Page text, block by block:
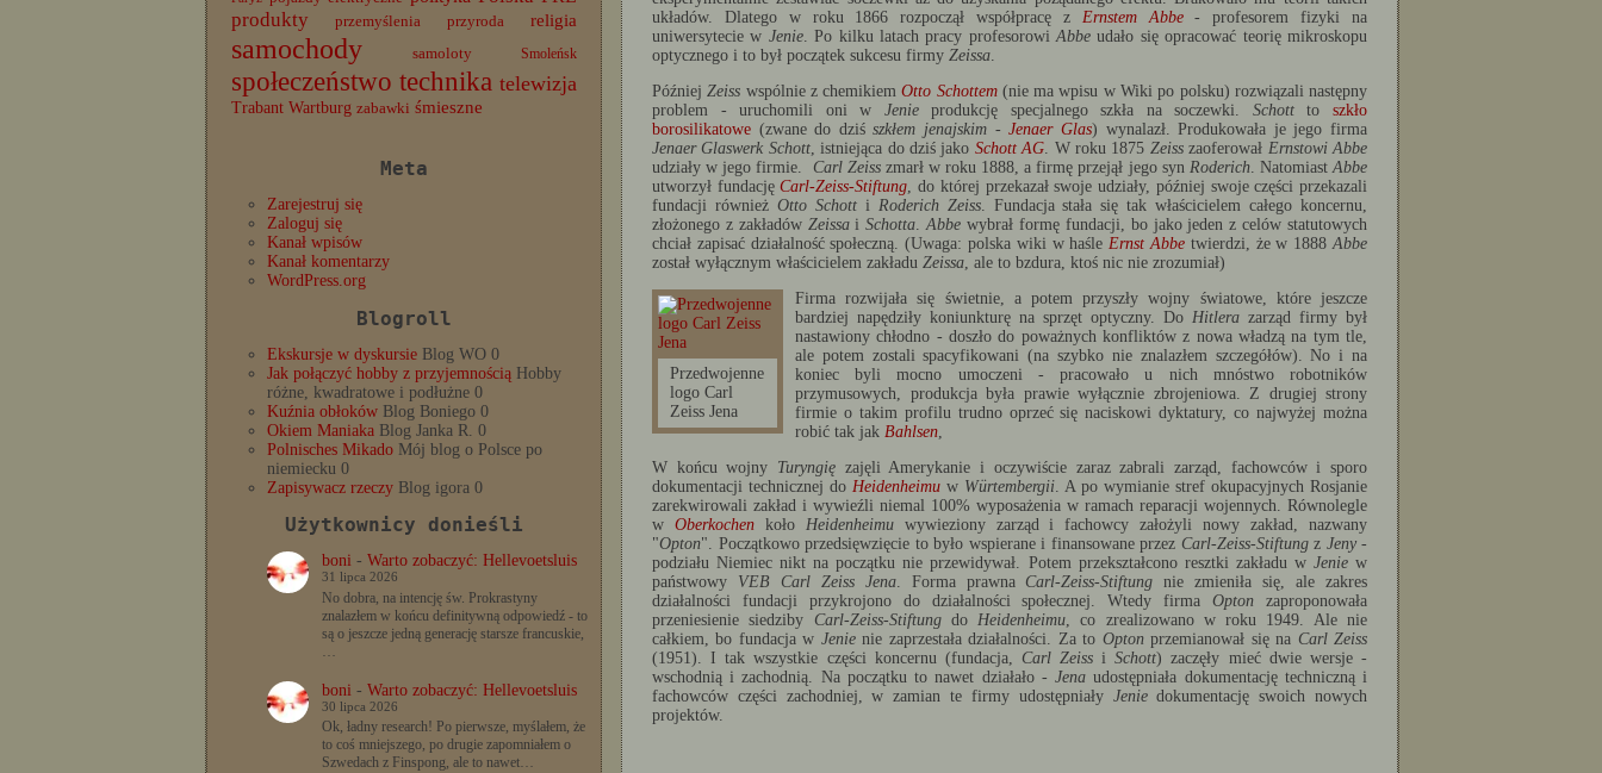
produkty
przemyślenia przyroda religia
samochody samoloty Smoleńsk
społeczeństwo technika telewizja
Trabant Wartburg zabawki śmieszne
Meta
Zarejestruj się
Zaloguj się
Kanał wpisów
Kanał komentarzy
WordPress.org
Blogroll
Ekskursje w dyskursie Blog WO 0
Jak połączyć hobby z przyjemnością Hobby
różne, kwadratowe i podłużne 0
Kuźnia obłoków Blog Boniego 0
Okiem Maniaka Blog Janka R. 0
Polnisches Mikado Mój blog o Polsce po
niemiecku 0
Zapisywacz rzeczy Blog igora 0
Użytkownicy donieśli
boni- Warto zobaczyć: Hellevoetsluis
31 lipca 2026
No dobra, na intencję św. Prokrastyny
znalazłem w końcu definitywną odpowiedź - to
są o jeszcze jedną generację starsze francuskie,
…
boni- Warto zobaczyć: Hellevoetsluis
30 lipca 2026
Ok, ładny research! Po pierwsze, myślałem, że
to coś mniejszego, po drugie zapomniałem o
Szwedach z Finspong, ale to nawet…
układów. Dlatego w roku 1866 rozpoczął współpracę z Ernstem Abbe- profesorem fizyki na
uniwersytecie w Jenie. Po kilku latach pracy profesorowiAbbe udało się opracować teorię mikroskopu
optycznego i to był początek sukcesu firmy Zeissa
Później Zeiss wspólnie z chemikiemOtto Schottem(nie ma wpisu w Wiki po polsku) rozwiązali następny
problem - uruchomili oni w Jenieprodukcję specjalnego szkła na soczewki. Schotttoszkło
borosilikatowe (zwane do dziśszkłem jenajskim -Jenaer Glas) wynalazł. Produkowała je jego firma
Jenaer Glaswerk Schott, istniejąca do dziś jako Schott AG . W roku 1875 Zeisszaoferował Ernstowi Abbe
udziały w jego firmie. Carl Zeisszmarł w roku 1888, a firmę przejął jego syn Roderich. NatomiastAbbe
utworzył fundacjęCarl-Zeiss-Stiftung , do której przekazał swoje udziały, później swoje części przekazali
fundacji również Otto Schotti Roderich Zeiss. Fundacja stała się tak właścicielem całego koncernu,
złożonego z zakładów ZeissaiSchotta .Abbe wybrał formę fundacji, bo jako jeden z celów statutowych
chciał zapisać działalność społeczną. (Uwaga: polska wiki w haśle Ernst Abbe twierdzi, że w 1888Abbe
został wyłącznym właścicielem zakładu Zeissa , ale to bzdura, ktoś nic nie zrozumiał)
Przedwojenne
logo Carl
Zeiss Jena
Firma rozwijała się świetnie, a potem przyszły wojny światowe, które jeszcze
bardziej napędziły koniunkturę na sprzęt optyczny. Do Hitlera zarząd firmy był
nastawiony chłodno - doszło do poważnych konfliktów z nowa władzą na tym tle,
ale potem zostali spacyfikowani (na szybko nie znalazłem szczegółów). No i na
koniec byli mocno umoczeni - pracowało u nich mnóstwo robotników
przymusowych, produkcja była prawie wyłącznie zbrojeniowa. Z drugiej strony
firmie o takim profilu trudno oprzeć się naciskowi dyktatury, co najwyżej można
robić tak jak Bahlsen
W końcu wojny Turyngię zajęli Amerykanie i oczywiście zaraz zabrali zarząd, fachowców i sporo
dokumentacji technicznej do Heidenheimu w Würtembergii . A po wymianie stref okupacyjnych Rosjanie
zarekwirowali zakład i wywieźli niemal 100% wyposażenia w ramach reparacji wojennych. Równolegle
w Oberkochenkoło Heidenheimuwywieziony zarząd i fachowcy założyli nowy zakład, nazwany
"Opton". Początkowo przedsięwzięcie to było wspierane i finansowane przez Carl-Zeiss-Stiftungz Jeny-
podziału Niemiec nikt na początku nie przewidywał. Potem przekształcono resztki zakładu w Jeniew
państwowy VEB Carl Zeiss Jena. Forma prawna Carl-Zeiss-Stiftung nie zmieniła się, ale zakres
działalności fundacji przykrojono do działalności społecznej. Wtedy firmaOpton zaproponowała
przeniesienie siedziby Carl-Zeiss-Stiftungdo Heidenheimu , co zrealizowano w roku 1949. Ale nie
całkiem, bo fundacja w Jenienie zaprzestała działalności. Za to Optonprzemianował się na Carl Zeiss
(1951). I tak wszystkie części koncernu (fundacja, Carl Zeiss iSchott) zaczęły mieć dwie wersje -
wschodnią i zachodnią. Na początku to nawet działało -Jena udostępniała dokumentację techniczną i
fachowców części zachodniej, w zamian te firmy udostępniały Jeniedokumentację swoich nowych
projektów.